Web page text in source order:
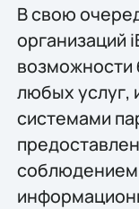
В свою
организаций
возможности
любых услуг,
системами